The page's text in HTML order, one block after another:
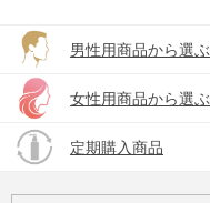
男性用商品から選ぶ
女性用商品から選ぶ
定期購入商品